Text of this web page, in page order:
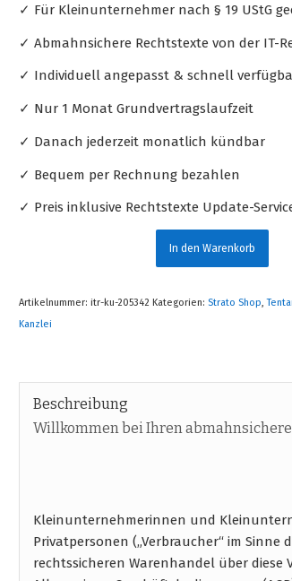
✓ Für Kleinunternehmer nach § 19 UStG
✓ Abmahnsichere Rechtstexte von der IT-
✓ Individuell angepasst & schnell
✓ Nur 1 Monat Grundvertragslaufzeit
✓ Danach jederzeit monatlich kündbar
✓ Bequem per Rechnung bezahlen
✓ Preis inklusive Rechtstexte Update-
In den Warenkorb
Artikelnummer:itr-ku-205342 Kategorien: Strato Shop,
Kanzlei
Beschreibung
Willkommen bei Ihren
Kleinunternehmerinnen und
Privatpersonen („Verbraucher“ im Sinne
rechtssicheren Warenhandel über